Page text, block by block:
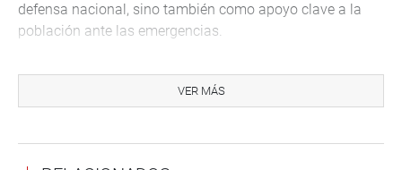
defensa nacional, sino también como apoyo clave a la
población ante las emergencias.
VER MÁS